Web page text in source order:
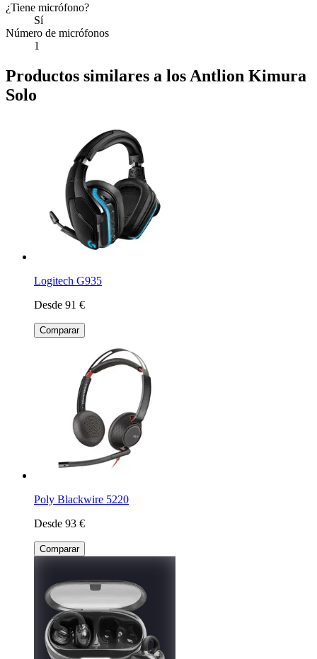
¿Tiene micrófono?
Sí
Número de micrófonos
1
Productos similares a los Antlion Kimura
Solo
Logitech G935
Desde 91 €
Comparar
Poly Blackwire 5220
Desde 93 €
Comparar